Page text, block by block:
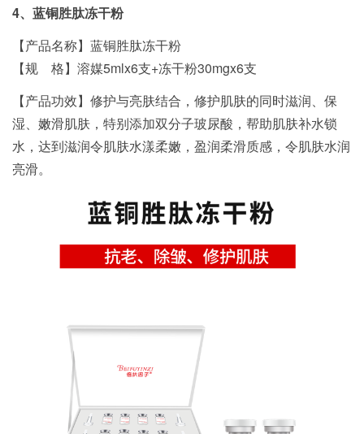
4、蓝铜胜肽冻干粉
【产品名称】蓝铜胜肽冻干粉
【规 格】溶媒5mlx6支+冻干粉30mgx6支
【产品功效】修护与亮肤结合，修护肌肤的同时滋润、保
湿、嫩滑肌肤，特别添加双分子玻尿酸，帮助肌肤补水锁
水，达到滋润令肌肤水漾柔嫩，盈润柔滑质感，令肌肤水润
亮滑。